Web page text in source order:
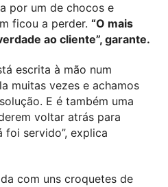
por um de chocos e
ficou a perder. “O mais
ao cliente”, garante.
escrita à mão num
muitas vezes e achamos
E é também uma
voltar atrás para
servido”, explica
com uns croquetes de